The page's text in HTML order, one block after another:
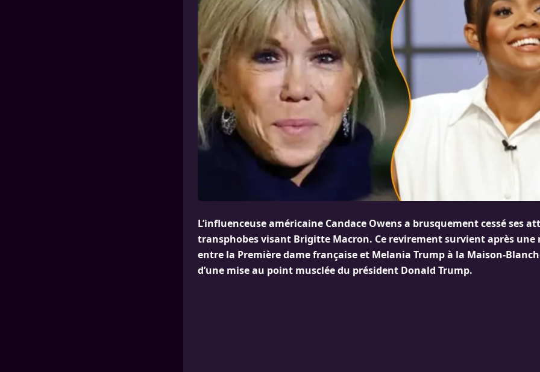
L’influenceuse américaine Candace Owens a brusquement cessé ses
transphobes visant Brigitte Macron. Ce revirement survient après une
entre la Première dame française et Melania Trump à la Maison-
d’une mise au point musclée du président Donald Trump.